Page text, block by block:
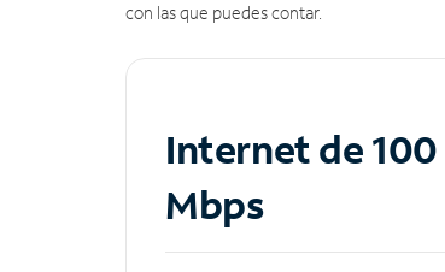
con las que puedes contar.
Internet de 100
Mbps